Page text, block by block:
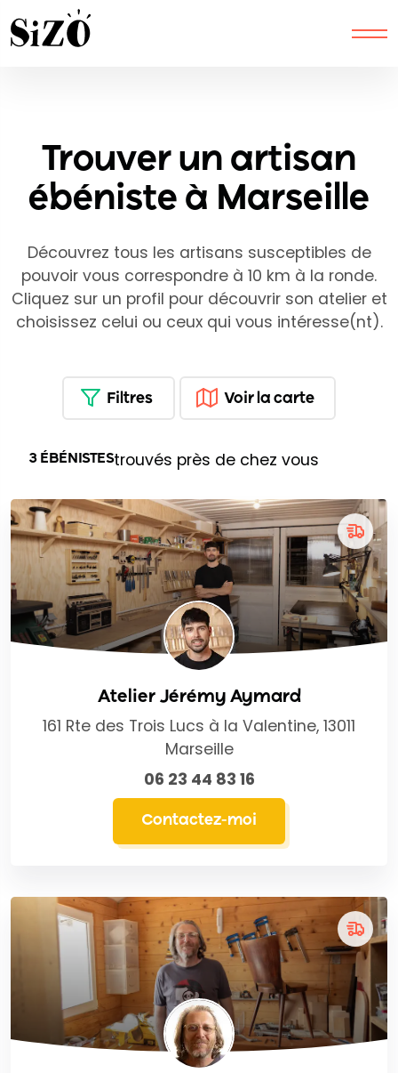
Latitude from session:
Longitude from session:
Trouver un artisan
ébéniste à Marseille
Découvrez tous les artisans susceptibles de
pouvoir vous correspondre à 10 km à la ronde.
Cliquez sur un profil pour découvrir son atelier et
choisissez celui ou ceux qui vous intéresse(nt).
Filtres Voir la carte
3 ÉBÉNISTEStrouvés près de chez vous
Atelier Jérémy Aymard
161 Rte des Trois Lucs à la Valentine, 13011
Marseille
06 23 44 83 16
Contactez-moi